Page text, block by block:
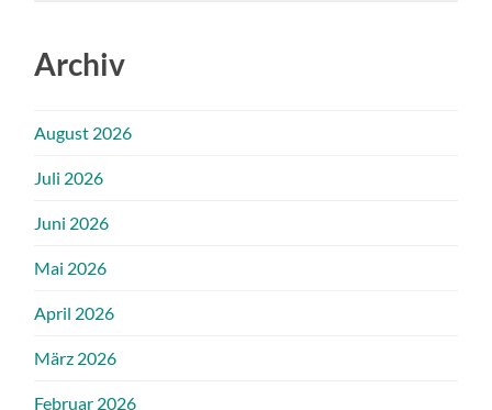
Archiv
August 2026
Juli 2026
Juni 2026
Mai 2026
April 2026
März 2026
Februar 2026